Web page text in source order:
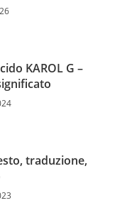
KAROL G –
traduzione,